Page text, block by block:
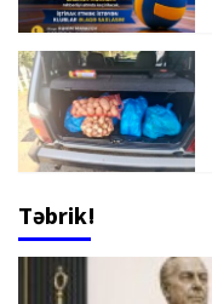
Təbrik!